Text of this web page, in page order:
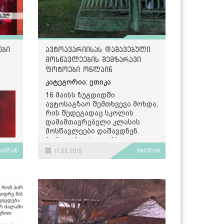
ავტოავარიისას დაშავებული
მოსწავლეების შემზარავი
ფოტოები ონლაინ
გამოცემებში
კატეგორია: ეთიკა
16 მაისს ზუგდიდში
ავტოსაგზაო შემთხვევა მოხდა,
რის შედეგადაც სკოლის
დამამთავრებელი კლასის
მოსწავლეები დაშავდნენ.
მომხდარი ახალ ამბად
გაავრცელა ონლაინ
გამოცემების ნაწილმა და
მომხმარებლის მიერ
გავრცელებული ფოტოები,
რომლებზეც ახლო ხედით
ჩანდნენ დაშავებული
ადამიანები.
17.05.2019 ვრცლად